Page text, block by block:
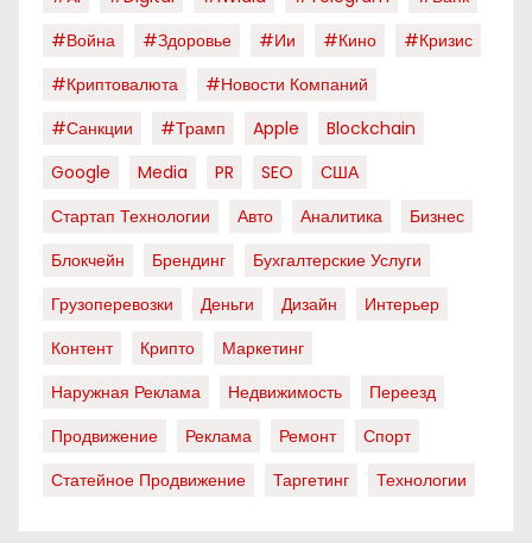
#война
#здоровье #ии #кино
#кризис
#криптовалюта
#новости Компаний
#санкции
#трамп Apple
Blockchain
Google
Media PR SEO
США
Стартап Технологии
Авто Аналитика
Бизнес
Блокчейн
Брендинг
Бухгалтерские Услуги
Грузоперевозки
Деньги Дизайн
Интерьер
Контент
Крипто
Маркетинг
Наружная Реклама
Недвижимость
Переезд
Продвижение
Реклама Ремонт
Спорт
Статейное Продвижение
Таргетинг Технологии